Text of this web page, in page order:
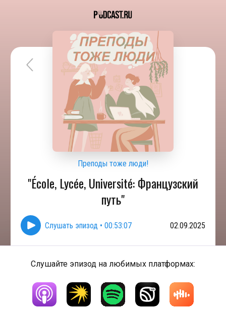
Преподы тоже люди!
"École, Lycée, Université: Французский
путь"
Слушать эпизод • 00:53:07 02.09.2025
Слушайте эпизод на любимых платформах: